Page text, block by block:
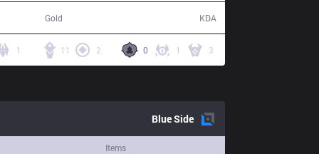
Gold KDA
0 1 3
11 2
1
BlueSide
Items